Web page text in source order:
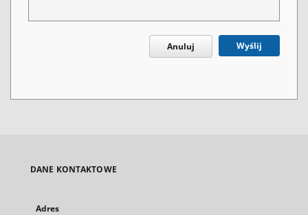
Anuluj Wyślij
DANE KONTAKTOWE
Adres